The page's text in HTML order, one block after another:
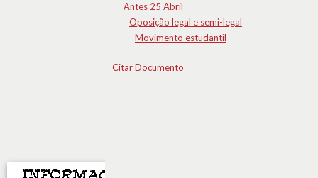
Antes 25 Abril
Oposição legal e semi-legal
Movimento estudantil
Citar Documento